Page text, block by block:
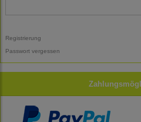
Registrierung
Passwort vergessen